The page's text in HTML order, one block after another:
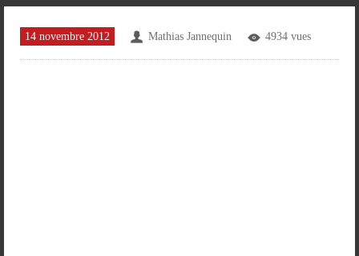
14 novembre 2012 Mathias Jannequin 4934 vues